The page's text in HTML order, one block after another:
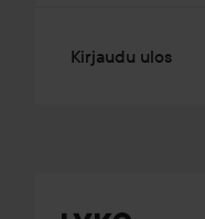
Kirjaudu ulos